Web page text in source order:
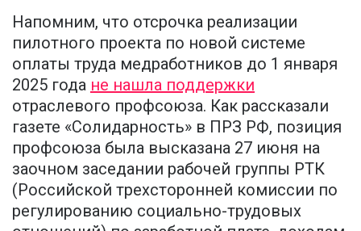
Напомним, что отсрочка реализации
пилотного проекта по новой системе
оплаты труда медработников до 1 января
2025 года не нашла поддержки
отраслевого профсоюза. Как рассказали
газете «Солидарность» в ПРЗ РФ, позиция
профсоюза была высказана 27 июня на
заочном заседании рабочей группы РТК
(Российской трехсторонней комиссии по
регулированию социально-трудовых